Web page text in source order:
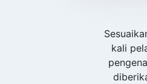
kali